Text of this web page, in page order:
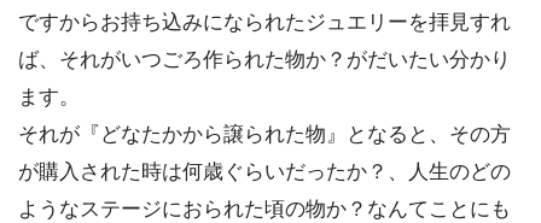
ですからお持ち込みになられたジュエリーを拝見すれ
ば、それがいつごろ作られた物か？がだいたい分かり
ます。
それが『どなたかから譲られた物』となると、その方
が購入された時は何歳ぐらいだったか？、人生のどの
ようなステージにおられた頃の物か？なんてことにも